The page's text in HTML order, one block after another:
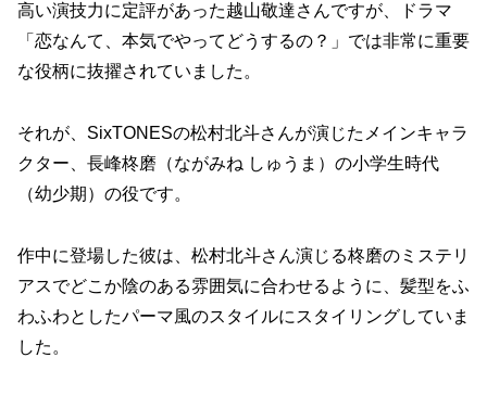
高い演技力に定評があった越山敬達さんですが、ドラマ
「恋なんて、本気でやってどうするの？」では非常に重要
な役柄に抜擢されていました。
それが、 SixTONESの松村北斗さんが演じたメインキャラ
クター、長峰柊磨（ながみね しゅうま）の小学生時代
（幼少期）の役です。
作中に登場した彼は、松村北斗さん演じる柊磨のミステリ
アスでどこか陰のある雰囲気に合わせるように、髪型をふ
わふわとしたパーマ風のスタイルにスタイリングしていま
した。